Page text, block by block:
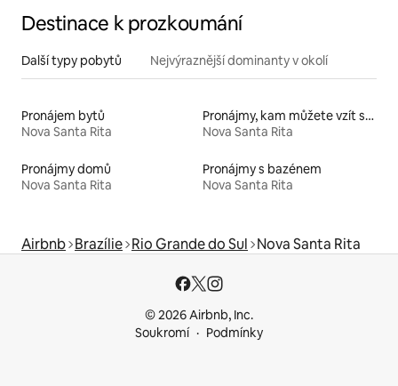
Destinace k prozkoumání
Další typy pobytů Nejvýraznější dominanty v okolí
Pronájem bytů
Nova Santa Rita
Pronájmy, kam můžete vzít své domácí mazlíčky
Nova Santa Rita
Pronájmy domů
Nova Santa Rita
Pronájmy s bazénem
Nova Santa Rita
Airbnb Brazílie Rio Grande do Sul Nova Santa Rita
© 2026 Airbnb, Inc.
Soukromí
Podmínky